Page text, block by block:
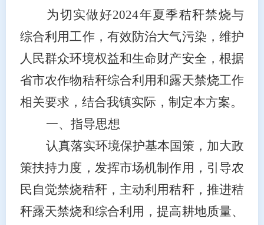
为切实做好2024年夏季秸秆禁烧与
综合利用工作，有效防治大气污染，维护
人民群众环境权益和生命财产安全，根据
省市农作物秸秆综合利用和露天禁烧工作
相关要求，结合我镇实际，制定本方案。
一、指导思想
认真落实环境保护基本国策，加大政
策扶持力度，发挥市场机制作用，引导农
民自觉禁烧秸秆，主动利用秸秆，推进秸
秆露天禁烧和综合利用，提高耕地质量、